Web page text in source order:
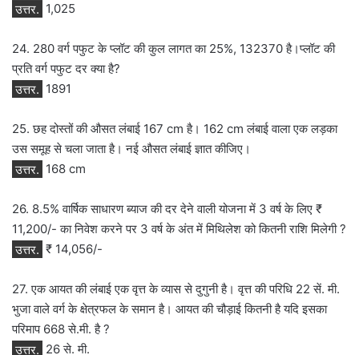
उत्तर. 1,025
24. 280 वर्ग पफुट के प्लॉट की कुल लागत का 25%, 132370 है।प्लॉट की
प्रति वर्ग पफुट दर क्या है?
उत्तर. 1891
25. छह दोस्तों की औसत लंबाई 167 cm है। 162 cm लंबाई वाला एक लड़का
उस समूह से चला जाता है। नई औसत लंबाई ज्ञात कीजिए।
उत्तर. 168 cm
26. 8.5% वार्षिक साधारण ब्याज की दर देने वाली योजना में 3 वर्ष के लिए ₹
11,200/- का निवेश करने पर 3 वर्ष के अंत में मिथिलेश को कितनी राशि मिलेगी ?
उत्तर. ₹ 14,056/-
27. एक आयत की लंबाई एक वृत्त के व्यास से दुगुनी है। वृत्त की परिधि 22 सें. मी.
भुजा वाले वर्ग के क्षेत्रफल के समान है। आयत की चौड़ाई कितनी है यदि इसका
परिमाप 668 से.मी. है ?
उत्तर. 26 से. मी.